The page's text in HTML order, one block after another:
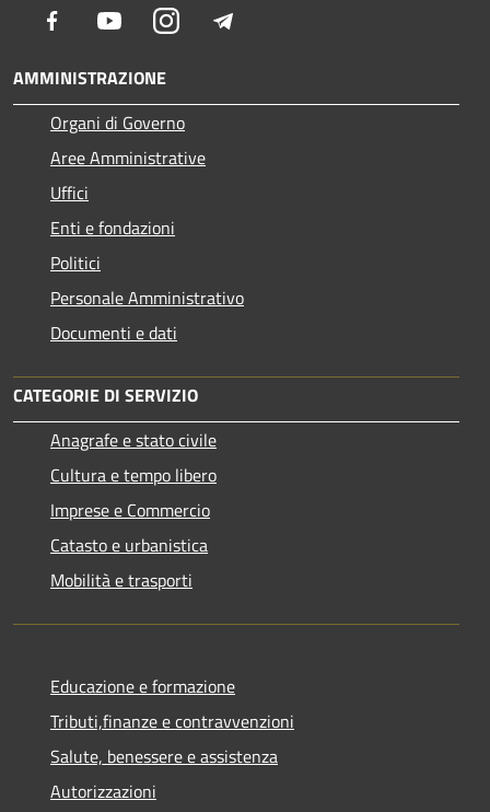
Facebook YoutubeInstagram
AMMINISTRAZIONE
Organi di Governo
Aree Amministrative
Uffici
Enti e fondazioni
Politici
Personale Amministrativo
Documenti e dati
CATEGORIE DI SERVIZIO
Anagrafe e stato civile
Cultura e tempo libero
Imprese e Commercio
Catasto e urbanistica
Mobilità e trasporti
Educazione e formazione
Tributi,finanze e contravvenzioni
Salute, benessere e assistenza
Autorizzazioni